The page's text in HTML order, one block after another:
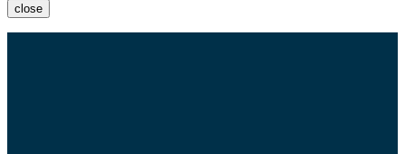
close